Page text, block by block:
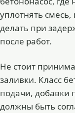
уплотнять смесь,
делать при
после работ.
Не стоит
заливки. Класс
подачи, добавки
должны быть